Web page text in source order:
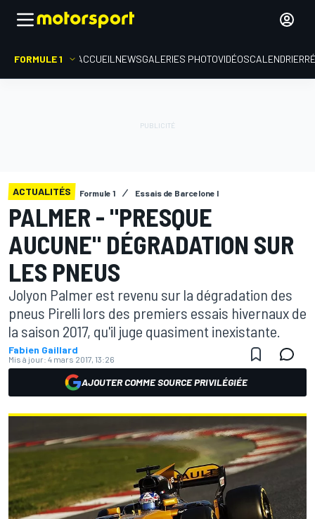
FORMULE 1 ACCUEIL NEWSGALERIES PHOTOVIDÉOSCALENDRIER
ACTUALITÉS Formule 1 Essais de Barcelone I
PALMER - "PRESQUE
AUCUNE" DÉGRADATION SUR
LES PNEUS
Jolyon Palmer est revenu sur la dégradation des
pneus Pirelli lors des premiers essais hivernaux de
la saison 2017, qu'il juge quasiment inexistante.
Fabien Gaillard
Mis à jour: 4 mars 2017, 13:26
AJOUTER COMME SOURCE PRIVILÉGIÉE